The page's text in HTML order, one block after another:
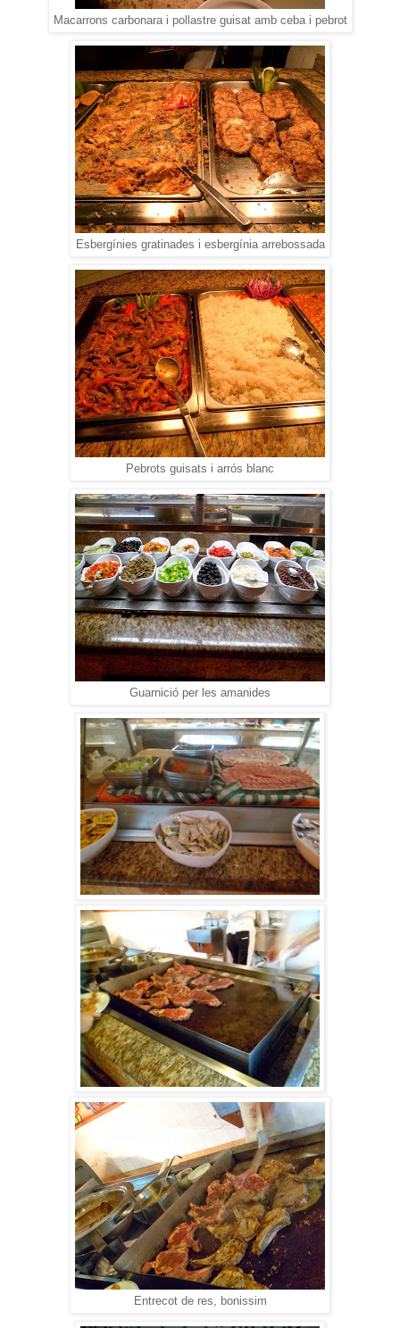
Macarrons carbonara i pollastre guisat amb ceba i pebrot
Esbergínies gratinades i esbergínia arrebossada
Pebrots guisats i arrós blanc
Guarnició per les amanides
Entrecot de res, bonissim